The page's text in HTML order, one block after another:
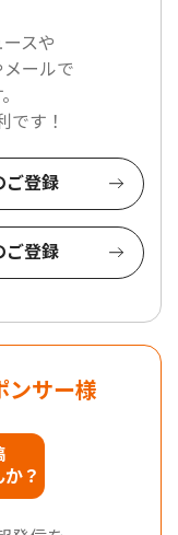
スや
ールで
です！
ご登録
ご登録
ンサー様
？